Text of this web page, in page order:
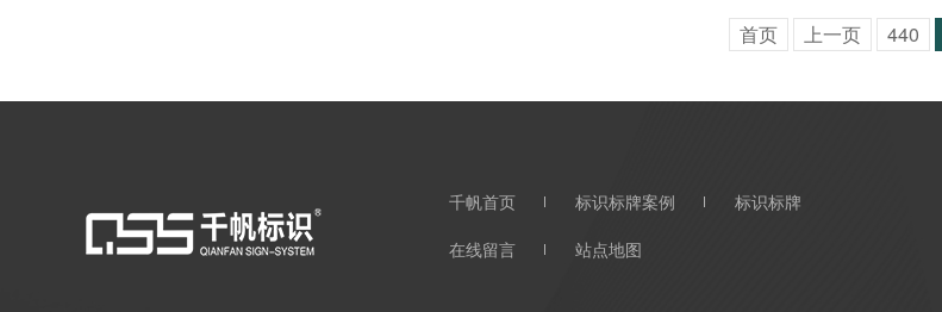
首页 上一页 440
千帆首页 标识标牌案例
标识标牌
在线留言
站点地图